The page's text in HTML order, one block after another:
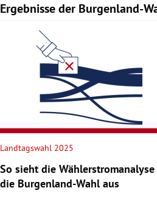
Ergebnisse der Burgenland-
Slide 1 von 11
Landtagswahl 2025
So sieht die
die Burgenland-Wahl aus